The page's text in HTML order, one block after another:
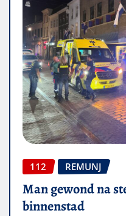
112 REMUNJ
Man gewond na
binnenstad